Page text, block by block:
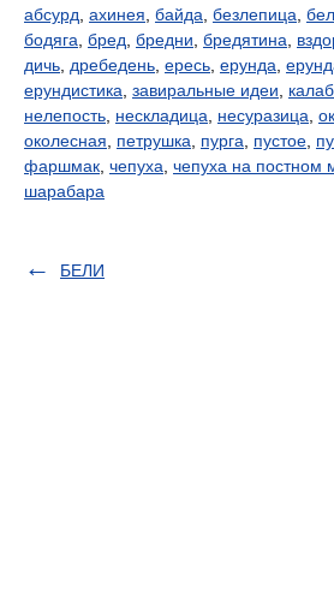
абсурд ахинея байда безлепица
бодяга бред бредни бредятина
дичь дребедень ересь ерунда
ерундистика завиральные идеи
нелепость нескладица несуразица
околесная
петрушка пурга пустое
фаршмак чепуха чепуха на постном
шарабара
БЕЛИ